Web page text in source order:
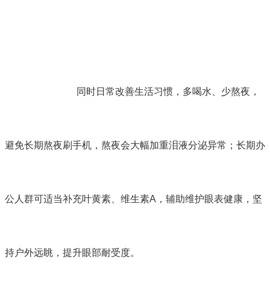
同时日常改善生活习惯，多喝水、少熬夜，
避免长期熬夜刷手机，熬夜会大幅加重泪液分泌异常；长期办
公人群可适当补充叶黄素、维生素A，辅助维护眼表健康，坚
持户外远眺，提升眼部耐受度。